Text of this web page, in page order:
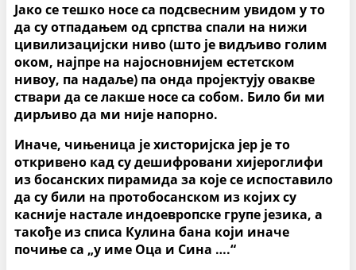
Јако се тешко носе са подсвесним увидом у то
да су отпадањем од српства спали на нижи
цивилизацијски ниво (што је видљиво голим
оком, најпре на најосновнијем естетском
нивоу, па надаље) па онда пројектују овакве
ствари да се лакше носе са собом. Било би ми
дирљиво да ми није напорно.
Иначе, чињеница је хисторијска јер је то
откривено кад су дешифровани хијероглифи
из босанских пирамида за које се испоставило
да су били на протобосанском из којих су
касније настале индоевропске групе језика, а
такође из списа Кулина бана који иначе
почиње са „у име Оца и Сина ….“